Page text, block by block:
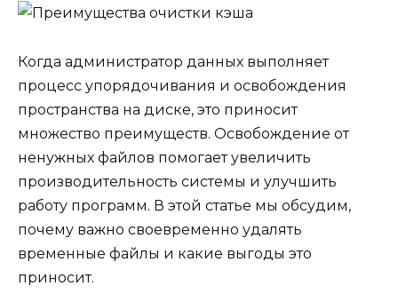
Когда администратор данных выполняет
процесс упорядочивания и освобождения
пространства на диске, это приносит
множество преимуществ. Освобождение от
ненужных файлов помогает увеличить
производительность системы и улучшить
работу программ. В этой статье мы обсудим,
почему важно своевременно удалять
временные файлы и какие выгоды это
приносит.